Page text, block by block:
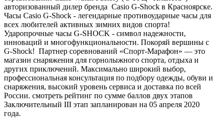
авторизованный дилер бренда Casio G-Shock в Красноярске.
Часы Casio G-Shock - легендарные противоударные часы для
всех любителей активных зимних видов спорта!
Ударопрочные часы G-SHOCK - символ надежности,
инноваций и многофункциональности. Покоряй вершины с
G-Shock! Партнер соревнований «Спорт-Марафон» — это
магазин снаряжения для горнолыжного спорта, отдыха и
других приключений. Максимально широкий выбор,
профессиональная консультация по подбору одежды, обуви и
снаряжения, высокий уровень сервиса и доставка по всей
России. смотреть рейтинг по сумме баллов двух этапов
Заключительный III этап запланирован на 05 апреля 2020
года.